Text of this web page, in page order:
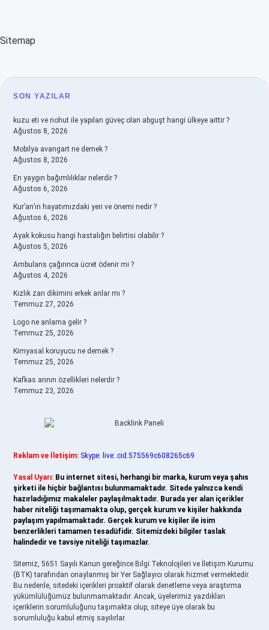
Sitemap
SIDEBAR
SON YAZILAR
kuzu eti ve nohut ile yapılan güveç olan abguşt hangi ülkeye aittir ?
Ağustos 8, 2026
Mobilya avangart ne demek ?
Ağustos 8, 2026
En yaygın bağımlılıklar nelerdir ?
Ağustos 6, 2026
Kur’an’ın hayatımızdaki yeri ve önemi nedir ?
Ağustos 6, 2026
Ayak kokusu hangi hastalığın belirtisi olabilir ?
Ağustos 5, 2026
Ambulans çağırınca ücret ödenir mi ?
Ağustos 4, 2026
Kızlık zarı dikimini erkek anlar mı ?
Temmuz 27, 2026
Logo ne anlama gelir ?
Temmuz 25, 2026
Kimyasal koruyucu ne demek ?
Temmuz 25, 2026
Kafkas arının özellikleri nelerdir ?
Temmuz 23, 2026
Reklam ve İletişim: Skype: live:.cid.575569c608265c69
Yasal Uyarı: Bu internet sitesi, herhangi bir marka, kurum veya şahıs
şirketi ile hiçbir bağlantısı bulunmamaktadır. Sitede yalnızca kendi
hazırladığımız makaleler paylaşılmaktadır. Burada yer alan içerikler
haber niteliği taşımamakta olup, gerçek kurum ve kişiler hakkında
paylaşım yapılmamaktadır. Gerçek kurum ve kişiler ile isim
benzerlikleri tamamen tesadüfidir. Sitemizdeki bilgiler taslak
halindedir ve tavsiye niteliği taşımazlar.
Sitemiz, 5651 Sayılı Kanun gereğince Bilgi Teknolojileri ve İletişim Kurumu
(BTK) tarafından onaylanmış bir Yer Sağlayıcı olarak hizmet vermektedir.
Bu nedenle, sitedeki içerikleri proaktif olarak denetleme veya araştırma
yükümlülüğümüz bulunmamaktadır. Ancak, üyelerimiz yazdıkları
içeriklerin sorumluluğunu taşımakta olup, siteye üye olarak bu
sorumluluğu kabul etmiş sayılırlar.